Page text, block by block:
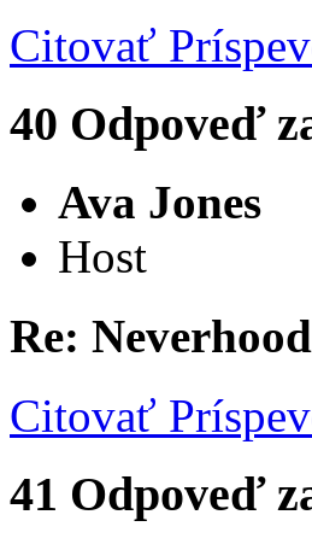
Citovať
40 Odpoveď
Ava Jones
Host
Re:
Citovať
41 Odpoveď